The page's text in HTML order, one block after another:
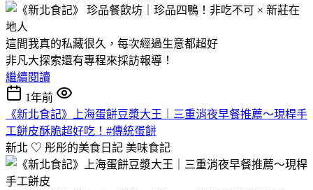
這間我真的私藏很久，每次經過生意都超好
非凡大探索還有專程來採訪報導！
繼續閱讀
1年前
《新北食記》上海蛋餅豆漿大王｜三重消夜早餐推薦～現桿手
工餅皮酥脆超好吃！#傳統蛋餅
新北 ♡ 彤彤的美食日記 美味食記